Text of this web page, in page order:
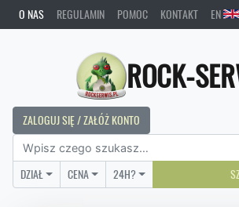
O NAS REGULAMIN POMOC KONTAKT EN
ROCK-
ZALOGUJ SIĘ / ZAŁÓŻ KONTO
DZIAŁ CENA 24H?